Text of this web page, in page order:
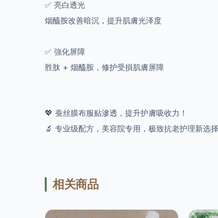
✅ 亮白透光
烟醯胺改善暗沉，提升肌膚光泽度
✅ 強化屏障
胜肽 + 烟醯胺，修护受損肌膚屏障
💖 蚕丝膜布服贴滲透，提升护膚吸收力！
🔬 专业级配方，美容院专用，极致抗老护理新选
相关商品